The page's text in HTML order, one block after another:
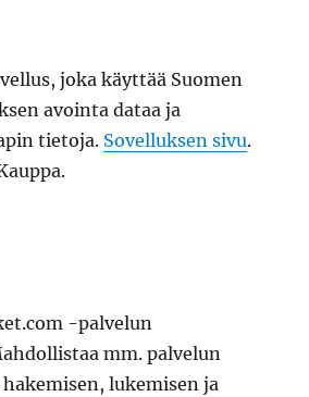
joka käyttää Suomen
avointa dataa ja
tietoja. Sovelluksen sivu.
-palvelun
mm. palvelun
lukemisen ja